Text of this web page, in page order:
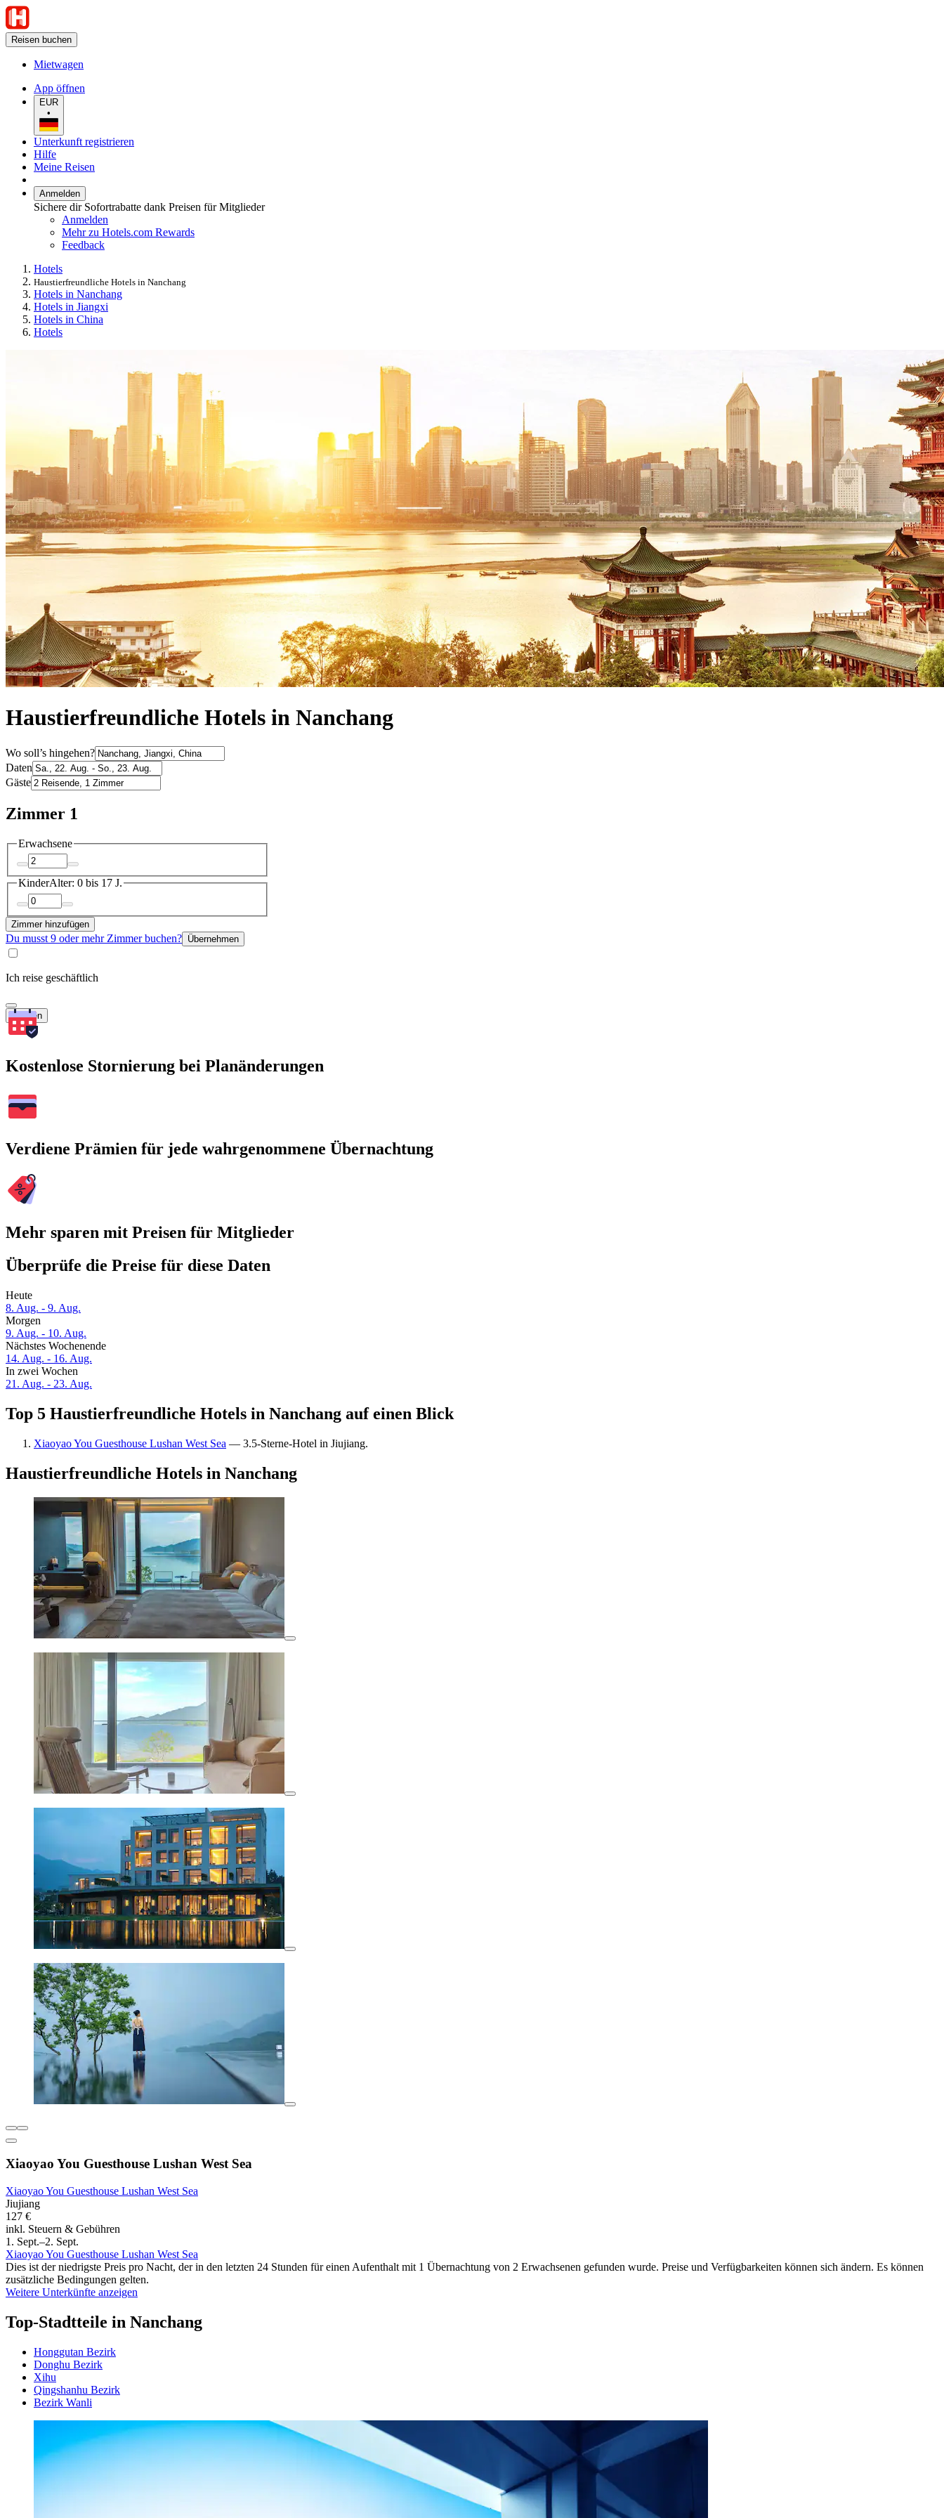
Reisen buchen
Mietwagen
App öffnen
EUR
•
Unterkunft registrieren
Hilfe
Meine Reisen
Anmelden
Sichere dir Sofortrabatte dank Preisen für Mitglieder
Anmelden
Mehr zu Hotels.com Rewards
Feedback
Hotels
Haustierfreundliche Hotels in Nanchang
Hotels in Nanchang
Hotels in Jiangxi
Hotels in China
Hotels
Haustierfreundliche Hotels in Nanchang
Wo soll’s hingehen?
Daten
Gäste
Zimmer 1
Erwachsene
KinderAlter: 0 bis 17 J.
Zimmer hinzufügen
Du musst 9 oder mehr Zimmer buchen? Übernehmen
Ich reise geschäftlich
Suchen
Kostenlose Stornierung bei Planänderungen
Verdiene Prämien für jede wahrgenommene Übernachtung
Mehr sparen mit Preisen für Mitglieder
Überprüfe die Preise für diese Daten
Heute
8. Aug. - 9. Aug.
Morgen
9. Aug. - 10. Aug.
Nächstes Wochenende
14. Aug. - 16. Aug.
In zwei Wochen
21. Aug. - 23. Aug.
Top 5 Haustierfreundliche Hotels in Nanchang auf einen Blick
Xiaoyao You Guesthouse Lushan West Sea — 3.5-Sterne-Hotel in Jiujiang.
Haustierfreundliche Hotels in Nanchang
Xiaoyao You Guesthouse Lushan West Sea
Xiaoyao You Guesthouse Lushan West Sea
Jiujiang
127 €
inkl. Steuern & Gebühren
1. Sept.–2. Sept.
Xiaoyao You Guesthouse Lushan West Sea
Dies ist der niedrigste Preis pro Nacht, der in den letzten 24 Stunden für einen Aufenthalt mit 1 Übernachtung von 2 Erwachsenen gefunden wurde. Preise und Verfügbarkeiten können sich ändern. Es können
zusätzliche Bedingungen gelten.
Weitere Unterkünfte anzeigen
Top-Stadtteile in Nanchang
Honggutan Bezirk
Donghu Bezirk
Xihu
Qingshanhu Bezirk
Bezirk Wanli